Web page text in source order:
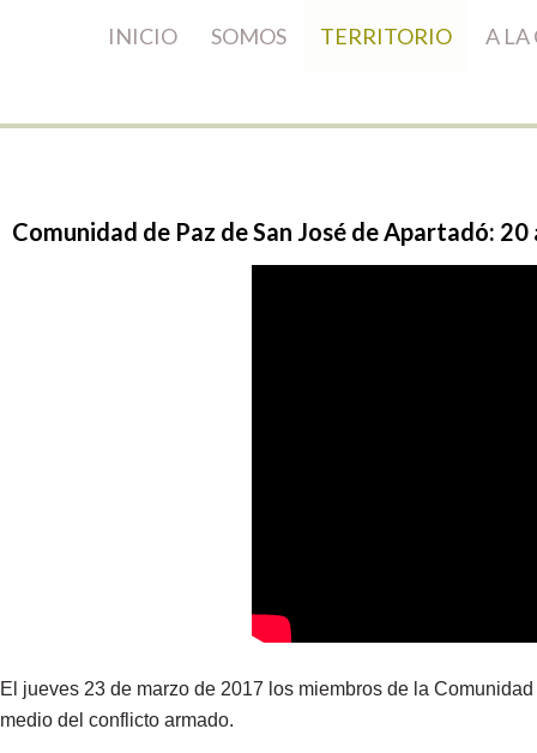
INICIO SOMOS TERRITORIO A LA
Comunidad de Paz deSan José deApartadó: 20
El jueves 23 de marzo de 2017 los miembros de la
medio del conflicto armado.